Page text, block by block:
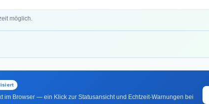
möglich.
im Browser — ein Klick zur Statusansicht und Echtzeit-Warnungen bei